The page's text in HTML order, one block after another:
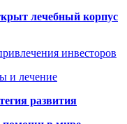
лечебный корпус
инвесторов
и лечение
развития